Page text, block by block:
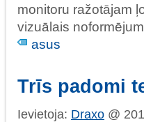
monitoru ražotājam
vizuālais
asus
Trīs padomi
Ievietoja: Draxo @